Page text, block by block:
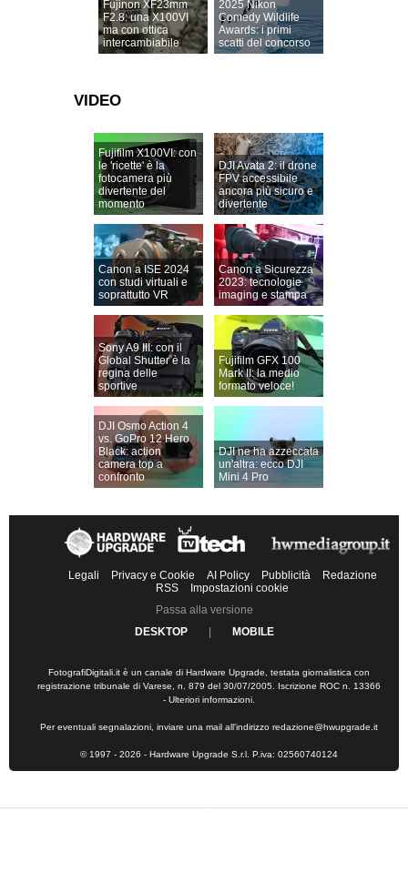
Fujinon XF23mm
F2.8: una X100VI
ma con ottica
intercambiabile
2025 Nikon
Comedy Wildlife
Awards: i primi
scatti del concorso
VIDEO
Fujifilm X100VI: con
le 'ricette' è la
fotocamera più
divertente del
momento
DJI Avata 2: il drone
FPV accessibile
ancora più sicuro e
divertente
Canon a ISE 2024
con studi virtuali e
soprattutto VR
Canon a Sicurezza
2023: tecnologie
imaging e stampa
Sony A9 III: con il
Global Shutter è la
regina delle
sportive
Fujifilm GFX 100
Mark II: la medio
formato veloce!
DJI Osmo Action 4
vs. GoPro 12 Hero
Black: action
camera top a
confronto
DJI ne ha azzeccata
un'altra: ecco DJI
Mini 4 Pro
Legali Privacy e Cookie AI Policy Pubblicità
Redazione
RSS
Impostazioni cookie
Passa alla versione
DESKTOP
MOBILE
FotografiDigitali.it è un canale di Hardware Upgrade, testata giornalistica con
registrazione tribunale di Varese, n. 879 del 30/07/2005. Iscrizione ROC n. 13366
- Ulteriori informazioni.
Per eventuali segnalazioni, inviare una mail all'indirizzo redazione@hwupgrade.it
© 1997 - 2026 - Hardware Upgrade S.r.l. P.iva: 02560740124